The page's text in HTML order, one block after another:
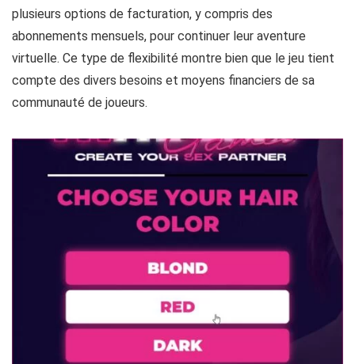
Une fois convaincus, les utilisateurs peuvent choisir parmi
plusieurs options de facturation, y compris des
abonnements mensuels, pour continuer leur aventure
virtuelle. Ce type de flexibilité montre bien que le jeu tient
compte des divers besoins et moyens financiers de sa